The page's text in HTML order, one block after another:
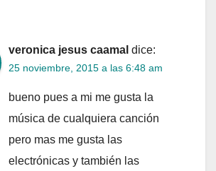
veronica jesus caamal dice:
25 noviembre, 2015 a las 6:48 am
bueno pues a mi me gusta la
música de cualquiera canción
pero mas me gusta las
electrónicas y también las